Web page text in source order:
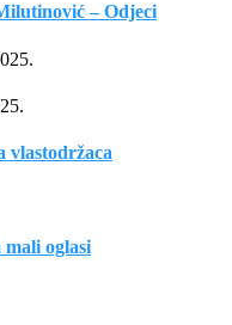
– Odjeci
vlastodržaca
oglasi